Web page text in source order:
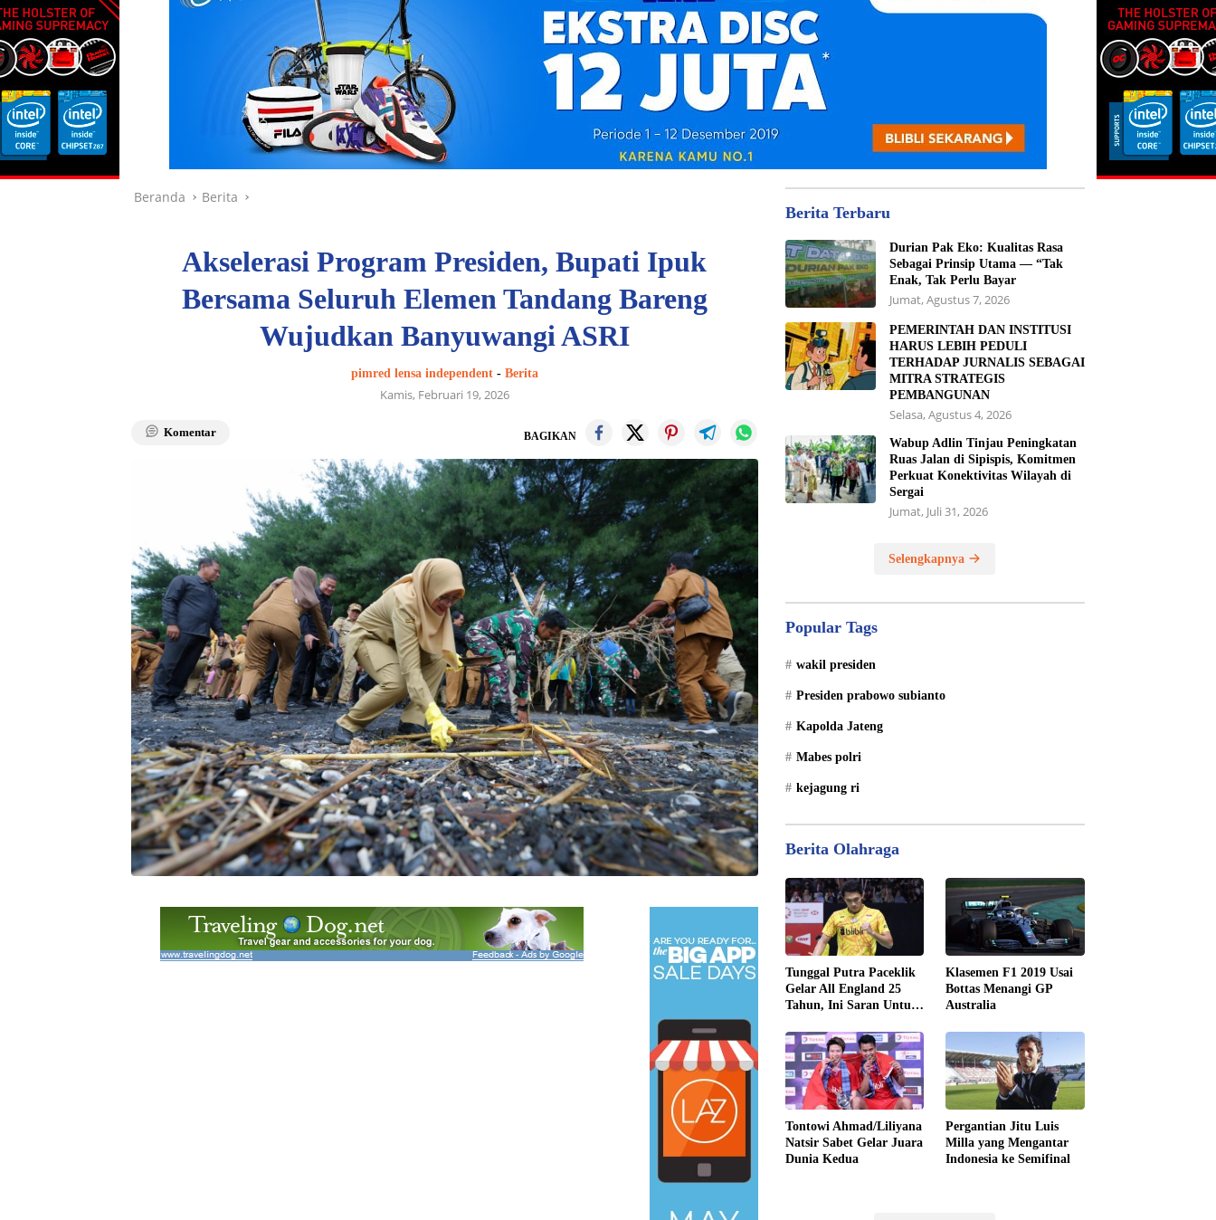
Beranda Berita
Akselerasi Program Presiden, Bupati Ipuk
Bersama Seluruh Elemen Tandang Bareng
Wujudkan Banyuwangi ASRI
pimred lensa independent- Berita
Kamis, Februari 19, 2026
Komentar BAGIKAN
Berita Terbaru
Durian Pak Eko: Kualitas Rasa
Sebagai Prinsip Utama — “Tak
Enak, Tak Perlu Bayar
Jumat, Agustus 7, 2026
PEMERINTAH DAN INSTITUSI
HARUS LEBIH PEDULI
TERHADAP JURNALIS SEBAGAI
MITRA STRATEGIS
PEMBANGUNAN
Selasa, Agustus 4, 2026
Wabup Adlin Tinjau Peningkatan
Ruas Jalan di Sipispis, Komitmen
Perkuat Konektivitas Wilayah di
Sergai
Jumat, Juli 31, 2026
Selengkapnya
Popular Tags
wakil presiden
Presiden prabowo subianto
Kapolda Jateng
Mabes polri
kejagung ri
Berita Olahraga
Tunggal Putra Paceklik
Gelar All England 25
Tahun, Ini Saran Untuk
Klasemen F1 2019 Usai
Bottas Menangi GP
Australia
Tontowi Ahmad/Liliyana
Natsir Sabet Gelar Juara
Dunia Kedua
Pergantian Jitu Luis
Milla yang Mengantar
Indonesia ke Semifinal